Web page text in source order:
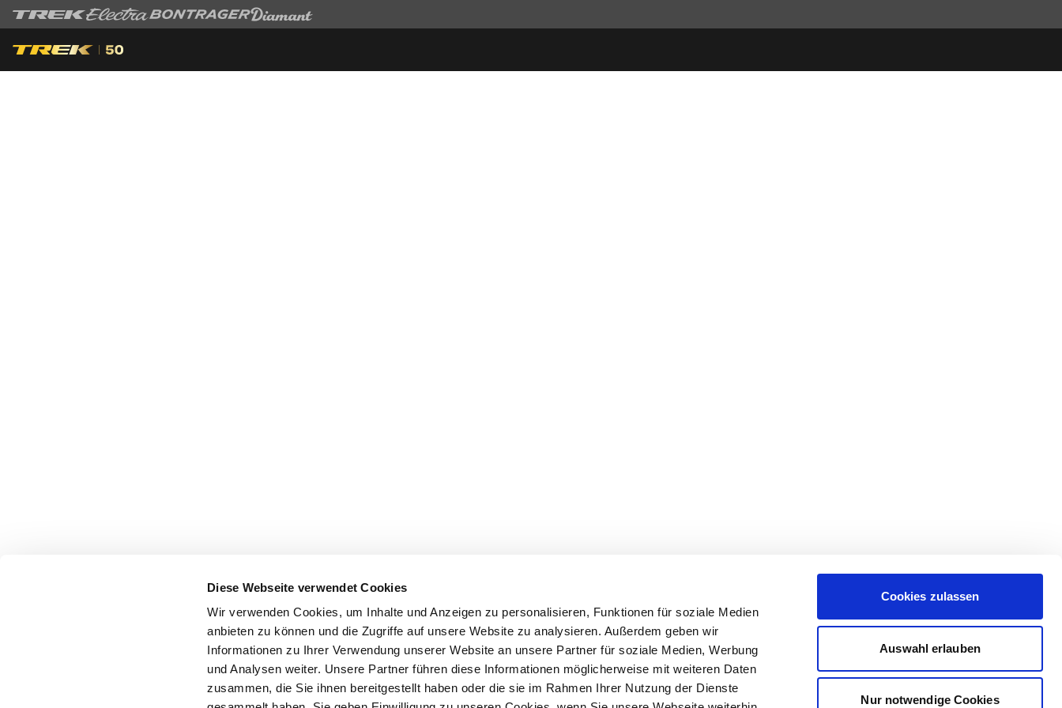
Diese Webseite verwendet Cookies
Wir verwenden Cookies, um Inhalte und Anzeigen zu personalisieren, Funktionen für soziale Medien
anbieten zu können und die Zugriffe auf unsere Website zu analysieren. Außerdem geben wir
Informationen zu Ihrer Verwendung unserer Website an unsere Partner für soziale Medien, Werbung
und Analysen weiter. Unsere Partner führen diese Informationen möglicherweise mit weiteren Daten
zusammen, die Sie ihnen bereitgestellt haben oder die sie im Rahmen Ihrer Nutzung der Dienste
Cookies zulassen
Auswahl erlauben
Nur notwendige Cookies